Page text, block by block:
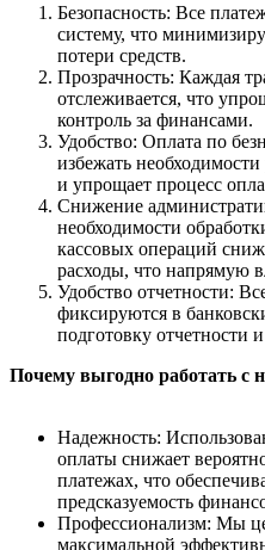
Безопасность: Все
систему, что
потери средств.
Прозрачность: Каждая
отслеживается, что
контроль за финансами.
Удобство: Оплата по
избежать
и упрощает процесс
Снижение
необходимости
кассовых операций
расходы, что напрямую
Удобство отчетности:
фиксируются в
подготовку отчетности
Почему выгодно работать с
Надежность:
оплаты снижает
платежах, что
предсказуемость
Профессионализм: Мы
максимальной